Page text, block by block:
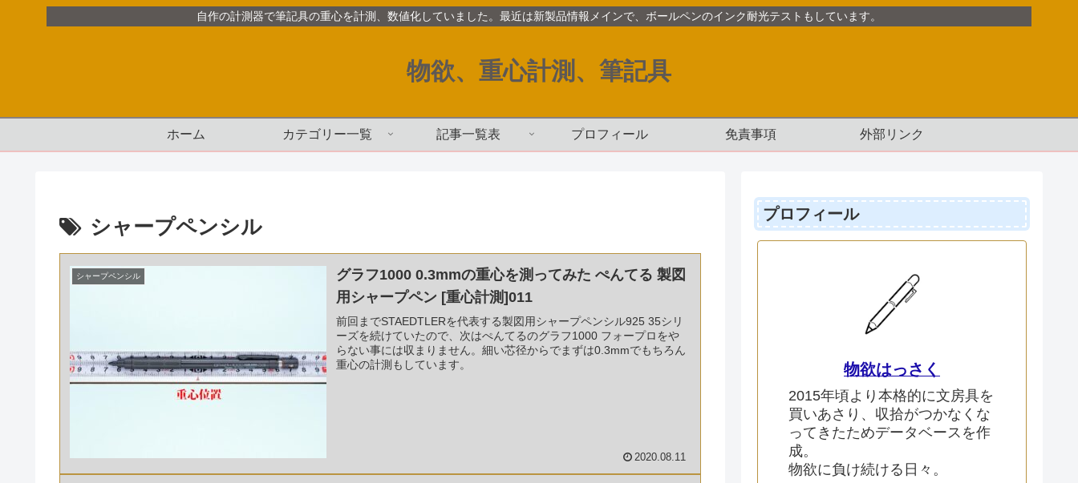
自作の計測器で筆記具の重心を計測、数値化していました。最近は新製品情報メインで、ボールペンのインク耐光テストもしています。
物欲、重心計測、筆記具
ホーム カテゴリー一覧 記事一覧表 プロフィール 免責事項 外部リンク
シャープペンシル
シャープペンシル
グラフ1000 0.3mmの重心を測ってみた ぺんてる 製図
用シャープペン [重心計測]011
前回までSTAEDTLERを代表する製図用シャープペンシル925 35シリ
ーズを続けていたので、次はぺんてるのグラフ1000 フォープロをや
らない事には収まりません。細い芯径からでまずは0.3mmでもちろん
重心の計測もしています。
2020.08.11
プロフィール
物欲はっさく
2015年頃より本格的に文房具を
買いあさり、収拾がつかなくな
ってきたためデータベースを作
成。
物欲に負け続ける日々。